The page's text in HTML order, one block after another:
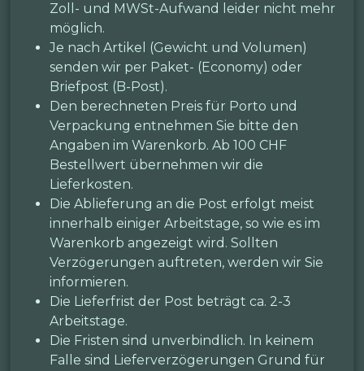
Zoll- und MWSt-Aufwand leider nicht mehr
möglich.
Je nach Artikel (Gewicht und Volumen)
senden wir per Paket- (Economy) oder
Briefpost (B-Post).
Den berechneten Preis für Porto und
Verpackung entnehmen Sie bitte den
Angaben im Warenkorb. Ab 100 CHF
Bestellwert übernehmen wir die
Lieferkosten.
Die Ablieferung an die Post erfolgt meist
innerhalb einiger Arbeitstage, so wie es im
Warenkorb angezeigt wird. Sollten
Verzögerungen auftreten, werden wir Sie
informieren.
Die Lieferfrist der Post beträgt ca. 2-3
Arbeitstage.
Die Fristen sind unverbindlich. In keinem
Falle sind Lieferverzögerungen Grund für